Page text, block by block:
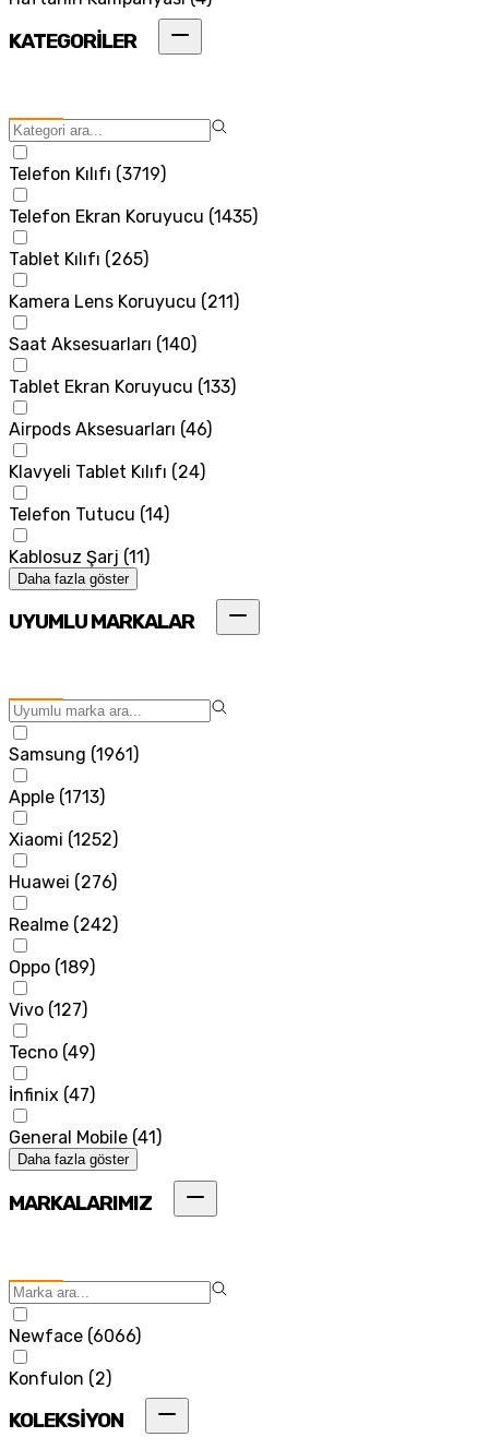
KATEGORİLER
Telefon Kılıfı (3719)
Telefon Ekran Koruyucu (1435)
Tablet Kılıfı (265)
Kamera Lens Koruyucu (211)
Saat Aksesuarları (140)
Tablet Ekran Koruyucu (133)
Airpods Aksesuarları (46)
Klavyeli Tablet Kılıfı (24)
Telefon Tutucu (14)
Kablosuz Şarj (11)
Daha fazla göster
UYUMLU MARKALAR
Samsung (1961)
Apple (1713)
Xiaomi (1252)
Huawei (276)
Realme (242)
Oppo (189)
Vivo (127)
Tecno (49)
İnfinix (47)
General Mobile (41)
Daha fazla göster
MARKALARIMIZ
Newface (6066)
Konfulon (2)
KOLEKSİYON